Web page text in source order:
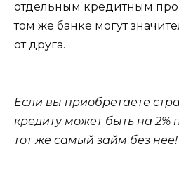
отдельным кредитным
том же банке могут
от друга.
Если вы приобретаете
кредиту может быть на 2%
тот же самый займ без нее!